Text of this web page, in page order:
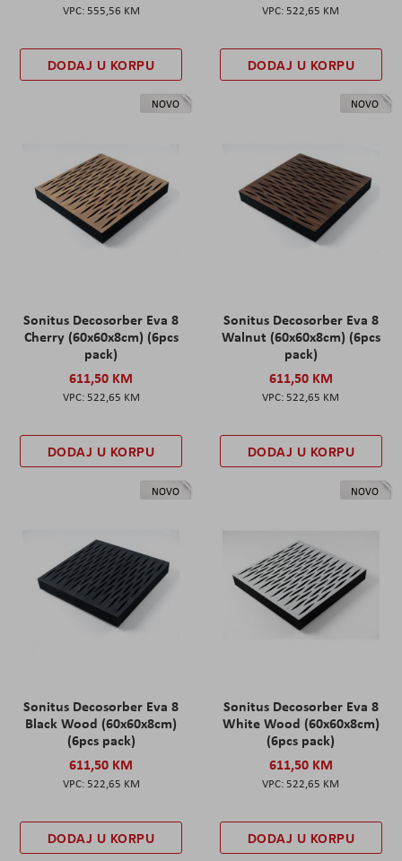
555,56 KM
DODAJ U KORPU
522,65 KM
DODAJ U KORPU
NOVO
Sonitus Decosorber Eva 8
Cherry (60x60x8cm) (6pcs
pack)
611,50 KM
522,65 KM
DODAJ U KORPU
NOVO
Sonitus Decosorber Eva 8
Walnut (60x60x8cm) (6pcs
pack)
611,50 KM
522,65 KM
DODAJ U KORPU
NOVO
Sonitus Decosorber Eva 8
Black Wood (60x60x8cm)
(6pcs pack)
611,50 KM
522,65 KM
DODAJ U KORPU
NOVO
Sonitus Decosorber Eva 8
White Wood (60x60x8cm)
(6pcs pack)
611,50 KM
522,65 KM
DODAJ U KORPU